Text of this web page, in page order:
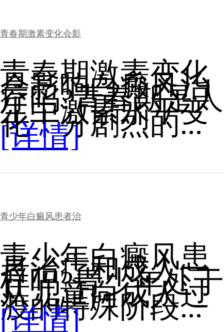
青春期激素变化会影
青春期激素变化
会影响白癜风治
疗吗?青春期是人
生中激素水平变
化十分剧烈的...
[详情]
青少年白癜风患者治
青少年白癜风患
者治疗和成人一
样吗?青少年处于
从儿童向成人过
渡的特殊阶段...
[详情]